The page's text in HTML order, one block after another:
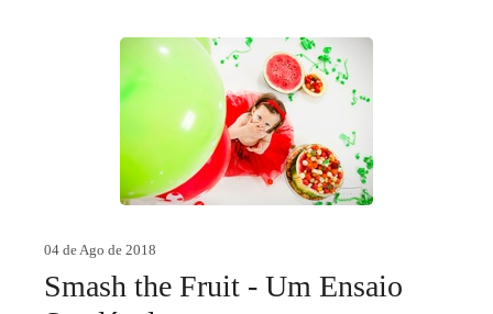
04 de Ago de 2018
Smash the Fruit - Um Ensaio